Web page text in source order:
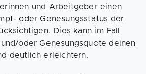
und Arbeitgeber einen
oder Genesungsstatus der
Dies kann im Fall
oder Genesungsquote deinen
deutlich erleichtern.